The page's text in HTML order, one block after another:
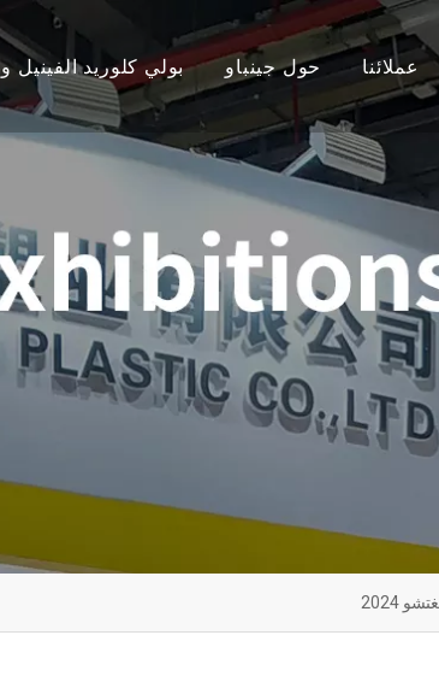
ورقة
ورقة
بولي كلوريد الفينيل
مجلس الوزراء PVC
لوح إسفنجي خالٍ من PVC
لوحة الحائط WPC
لوحة الحائط للأشعة فوق البنفسجية
حول جينباو
ملف الشركة
خط المصنع
فريقنا
الشهادات
أخبار الشركة
عملائنا